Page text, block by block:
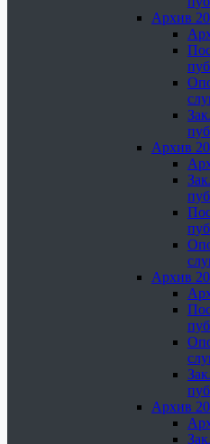
Архив
Архив
Архив
Архив